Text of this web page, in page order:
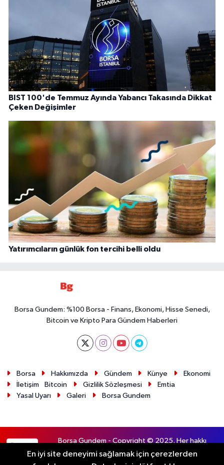
BIST 100'de Temmuz Ayında Yabancı Takasında Dikkat
Çeken Değişimler
Yatırımcıların günlük fon tercihi belli oldu
Borsa Gundem: %100 Borsa - Finans, Ekonomi, Hisse Senedi,
Bitcoin ve Kripto Para Gündem Haberleri
Borsa Hakkımızda Gündem Künye
Ekonomi
İletişim
Bitcoin Gizlilik Sözleşmesi
Emtia
Yasal Uyarı
Galeri Borsa Gundem
Borsa Gundem - Copyright © 2025. Her hakkı
saklıdır.
En iyi site deneyimi sağlamak için çerezlerden